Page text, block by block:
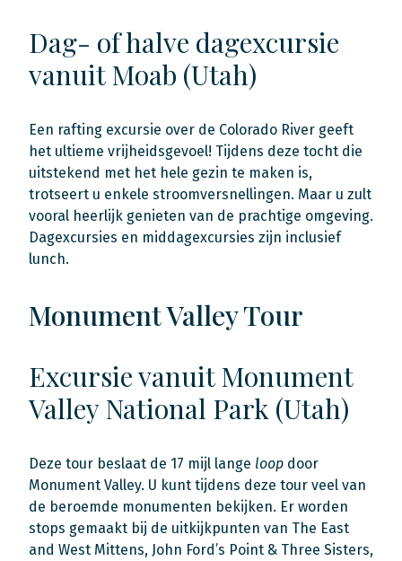
Dag- of halve dagexcursie
vanuit Moab (Utah)
Een rafting excursie over de Colorado River geeft
het ultieme vrijheidsgevoel! Tijdens deze tocht die
uitstekend met het hele gezin te maken is,
trotseert u enkele stroomversnellingen. Maar u zult
vooral heerlijk genieten van de prachtige omgeving.
Dagexcursies en middagexcursies zijn inclusief
lunch.
Monument Valley Tour
Excursie vanuit Monument
Valley National Park (Utah)
Deze tour beslaat de 17 mijl lange loop door
Monument Valley. U kunt tijdens deze tour veel van
de beroemde monumenten bekijken. Er worden
stops gemaakt bij de uitkijkpunten van The East
and West Mittens, John Ford’s Point & Three Sisters,